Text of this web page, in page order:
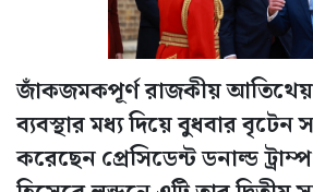
জাঁকজমকপূর্ণ রাজকীয়
ব্যবস্থার মধ্য দিয়ে বুধবার
করেছেন প্রেসিডেন্ট ডনাল্ড